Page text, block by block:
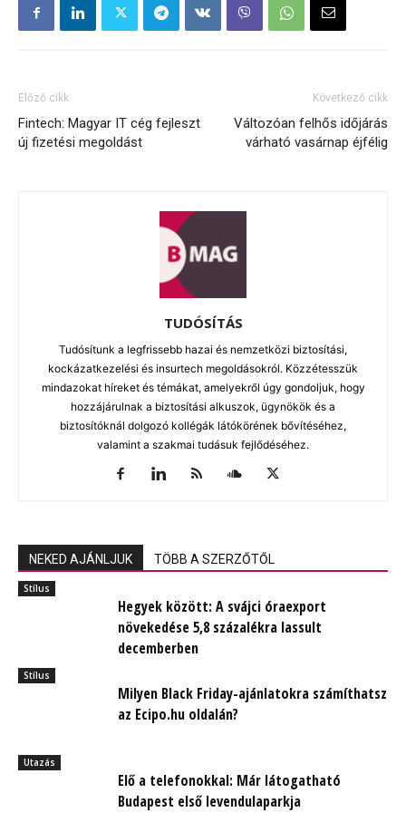
Előző cikk
Fintech: Magyar IT cég fejleszt
új fizetési megoldást
Következő cikk
Változóan felhős időjárás
várható vasárnap éjfélig
TUDÓSÍTÁS
Tudósítunk a legfrissebb hazai és nemzetközi biztosítási,
kockázatkezelési és insurtech megoldásokról. Közzétesszük
mindazokat híreket és témákat, amelyekről úgy gondoljuk, hogy
hozzájárulnak a biztosítási alkuszok, ügynökök és a
biztosítóknál dolgozó kollégák látókörének bővítéséhez,
valamint a szakmai tudásuk fejlődéséhez.
NEKED AJÁNLJUK TÖBB A SZERZŐTŐL
Stílus
Hegyek között: A svájci óraexport
növekedése 5,8 százalékra lassult
decemberben
Stílus
Milyen Black Friday-ajánlatokra számíthatsz
az Ecipo.hu oldalán?
Utazás
Elő a telefonokkal: Már látogatható
Budapest első levendulaparkja